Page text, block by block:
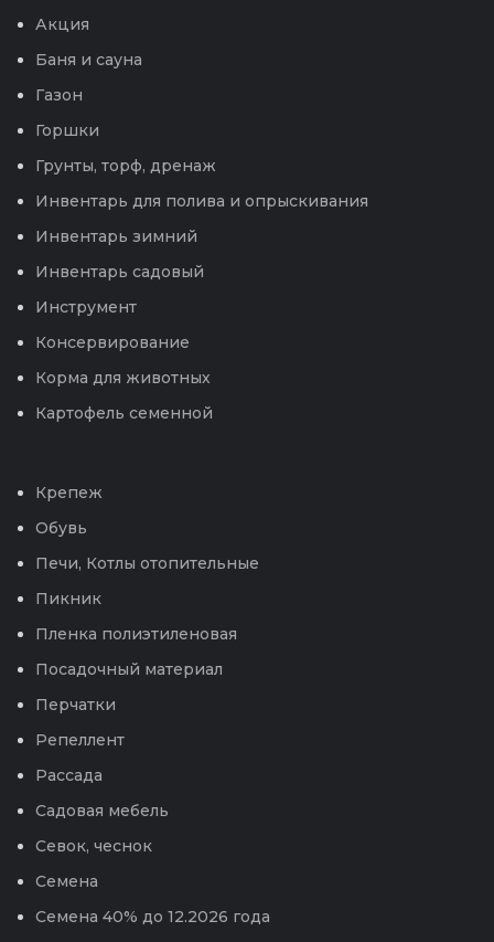
Акция
Баня и сауна
Газон
Горшки
Грунты, торф, дренаж
Инвентарь для полива и опрыскивания
Инвентарь зимний
Инвентарь садовый
Инструмент
Консервирование
Корма для животных
Картофель семенной
Крепеж
Обувь
Печи, Котлы отопительные
Пикник
Пленка полиэтиленовая
Посадочный материал
Перчатки
Репеллент
Рассада
Садовая мебель
Севок, чеснок
Семена
Семена 40% до 12.2026 года